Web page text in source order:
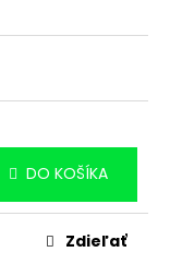
DO KOŠÍKA
Zdieľať